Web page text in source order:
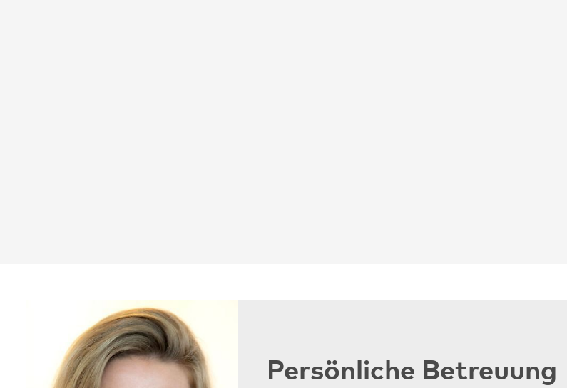
Persönliche Betreuung